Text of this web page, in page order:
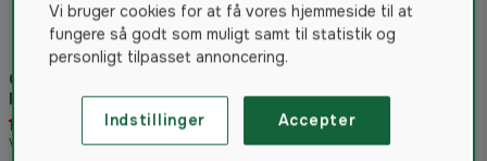
Gardena combisystem
kultivator med spids 3
spidser
115 kr
Vejled. pris 119 kr
med 14 tænder på 36 cm.
150 kr
Vejled. pris 159 kr
Vi bruger cookies for at få vores hjemmeside til at
fungere så godt som muligt samt til statistik og
personligt tilpasset annoncering.
Indstillinger Accepter